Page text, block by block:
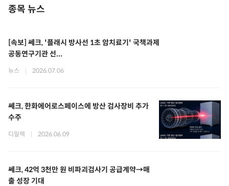
종목 뉴스
[속보] 쎄크, '플래시 방사선 1초 암치료기' 국책과제
공동연구기관 선...
뉴스 2026.07.06
쎄크, 한화에어로스페이스에 방산 검사장비 추가
수주
디일렉 2026.06.09
쎄크, 42억 3천만 원 비파괴검사기 공급계약→매
출 성장 기대